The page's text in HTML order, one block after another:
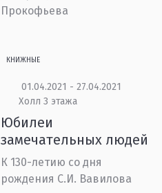
Прокофьева
КНИЖНЫЕ
01.04.2021 - 27.04.2021
Холл 3 этажа
Юбилеи
замечательных людей
К 130-летию со дня
рождения С.И. Вавилова